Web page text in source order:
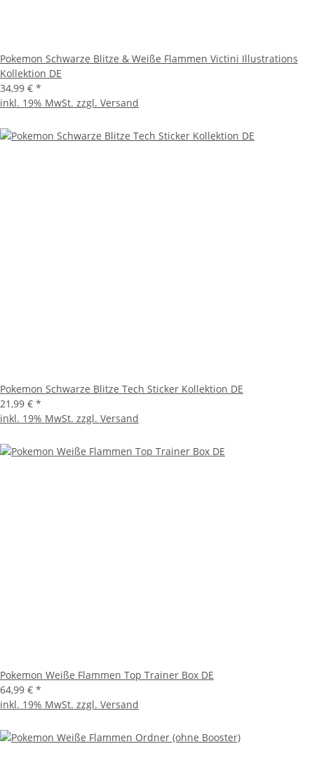
Pokemon Schwarze Blitze & Weiße Flammen Victini Illustrations
Kollektion DE
34,99 € *
inkl. 19% MwSt. zzgl. Versand
Pokemon Schwarze Blitze Tech Sticker Kollektion DE
21,99 € *
inkl. 19% MwSt. zzgl. Versand
Pokemon Weiße Flammen Top Trainer Box DE
64,99 € *
inkl. 19% MwSt. zzgl. Versand